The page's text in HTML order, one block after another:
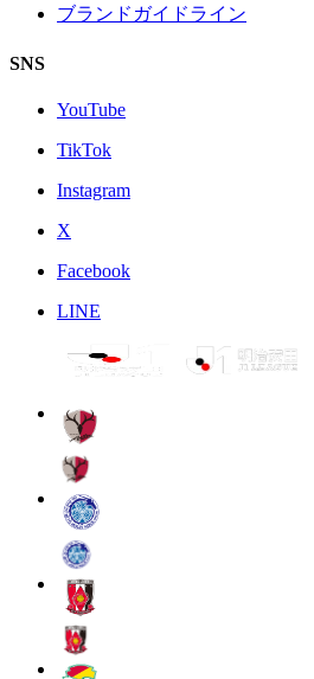
ブランドガイドライン
SNS
YouTube
TikTok
Instagram
X
Facebook
LINE